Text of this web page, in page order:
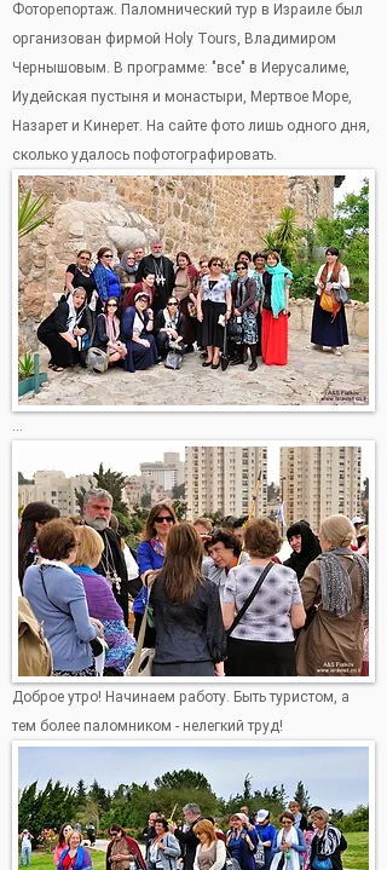
Фоторепортаж. Паломнический тур в Израиле был
организован фирмой Holy Tours, Владимиром
Чернышовым. В программе: "все" в Иерусалиме,
Иудейская пустыня и монастыри, Мертвое Море,
Назарет и Кинерет. На сайте фото лишь одного дня,
сколько удалось пофотографировать.
...
Доброе утро! Начинаем работу. Быть туристом, а
тем более паломником - нелегкий труд!